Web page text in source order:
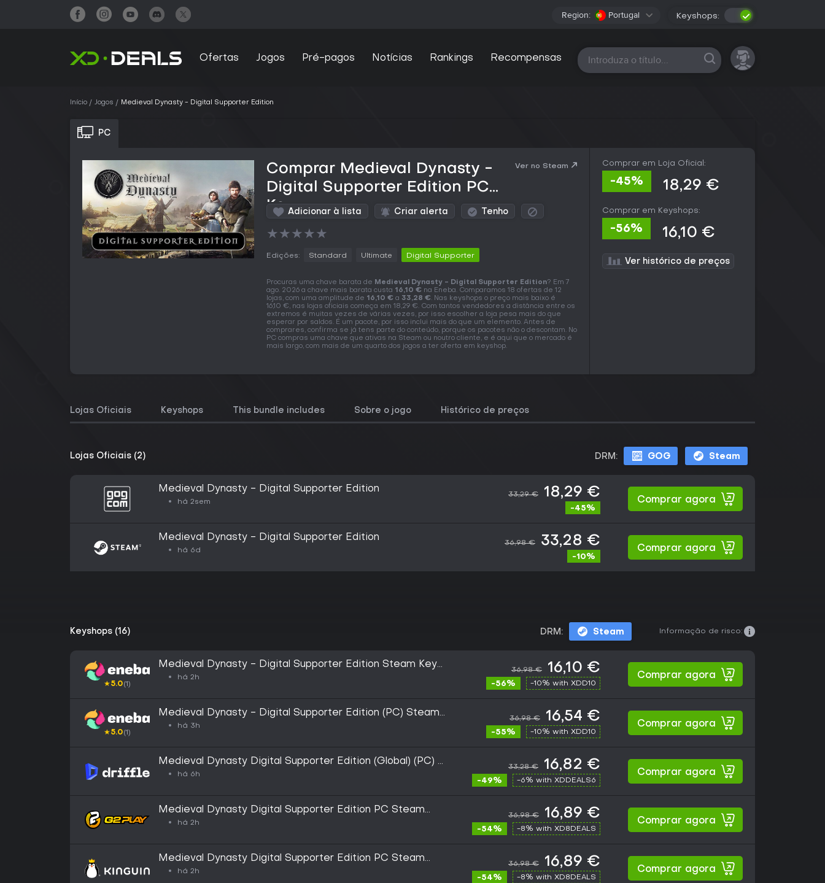
Region: Portugal Keyshops:
Ofertas Jogos Pré-pagos Notícias Rankings Recompensas Todas as plataformas
Início Jogos Medieval Dynasty - Digital Supporter Edition
PC
Comprar Medieval Dynasty -
Digital Supporter Edition PC
Key
Ver no Steam
Adicionar à lista Criar alerta Tenho
★★★★★
Edições: Standard Ultimate Digital Supporter
Procuras uma chave barata de Medieval Dynasty - Digital Supporter Edition? Em 7
ago. 2026 a chave mais barata custa 16,10 € na Eneba. Comparamos 18 ofertas de 12
lojas, com uma amplitude de 16,10 € a 33,28 €. Nas keyshops o preço mais baixo é
16,10 €, nas lojas oficiais começa em 18,29 €. Com tantos vendedores a distância entre os
extremos é muitas vezes de várias vezes, por isso escolher a loja pesa mais do que
esperar por saldos. É um pacote, por isso inclui mais do que um elemento. Antes de
comprares, confirma se já tens parte do conteúdo, porque os pacotes não o descontam. No
PC compras uma chave que ativas na Steam ou noutro cliente, e é aqui que o mercado é
mais largo, com mais de um quarto dos jogos a ter oferta em keyshop.
Comprar em Loja Oficial:
-45% 18,29 €
Comprar em Keyshops:
-56% 16,10 €
Ver histórico de preços
Lojas Oficiais Keyshops This bundle includes Sobre o jogo Histórico de preços
Lojas Oficiais (2) DRM: GOG Steam
Medieval Dynasty - Digital Supporter Edition
há 2sem
33,29 € 18,29 €
-45%
Comprar agora
Medieval Dynasty - Digital Supporter Edition
há 6d
36,98 € 33,28 €
-10%
Comprar agora
Keyshops (16) DRM: Steam Informação de risco:
★5.0(1)
Medieval Dynasty - Digital Supporter Edition Steam Key
GLOBAL
há 2h
36,98 € 16,10 €
-56% -10% with XDD10
Comprar agora
★5.0(1)
Medieval Dynasty - Digital Supporter Edition (PC) Steam
Key EUROPE
há 3h
36,98 € 16,54 €
-55% -10% with XDD10
Comprar agora
Medieval Dynasty Digital Supporter Edition (Global) (PC) -
Steam - Digital Key
há 6h
33,28 € 16,82 €
-49% -6% with XDDEALS6
Comprar agora
Medieval Dynasty Digital Supporter Edition PC Steam
CD Key
há 2h
36,98 € 16,89 €
-54% -8% with XD8DEALS
Comprar agora
Medieval Dynasty Digital Supporter Edition PC Steam
CD Key
há 2h
36,98 € 16,89 €
-54% -8% with XD8DEALS
Comprar agora